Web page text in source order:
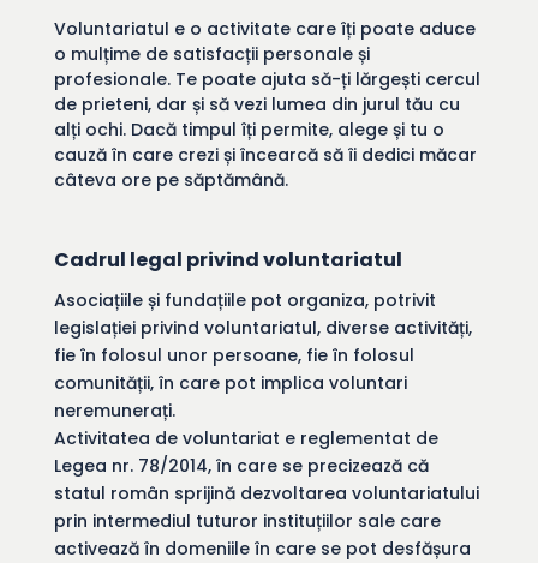
Voluntariatul e o activitate care îți poate aduce
o mulțime de satisfacții personale și
profesionale. Te poate ajuta să-ți lărgești cercul
de prieteni, dar și să vezi lumea din jurul tău cu
alți ochi. Dacă timpul îți permite, alege și tu o
cauză în care crezi și încearcă să îi dedici măcar
câteva ore pe săptămână.
Cadrul legal privind voluntariatul
Asociațiile și fundațiile pot organiza, potrivit
legislației privind voluntariatul, diverse activități,
fie în folosul unor persoane, fie în folosul
comunității, în care pot implica voluntari
neremunerați.
Activitatea de voluntariat e reglementat de
Legea nr. 78/2014, în care se precizează că
statul român sprijină dezvoltarea voluntariatului
prin intermediul tuturor instituțiilor sale care
activează în domeniile în care se pot desfășura